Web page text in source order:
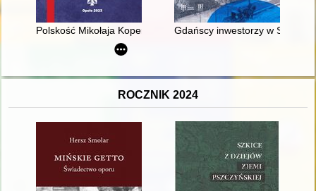
Polskość Mikołaja Kopernika z rodu Ślązaka
Gdańscy inwestorzy w
ROCZNIK 2024